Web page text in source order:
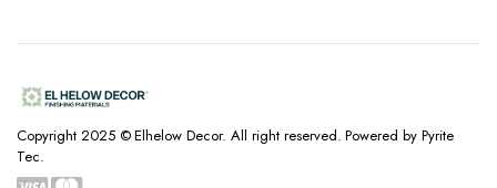
Copyright 2025 © Elhelow Decor. All right reserved. Powered by Pyrite
Tec.